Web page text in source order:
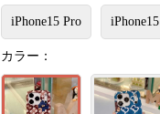
iPhone15 Pro
カラー：